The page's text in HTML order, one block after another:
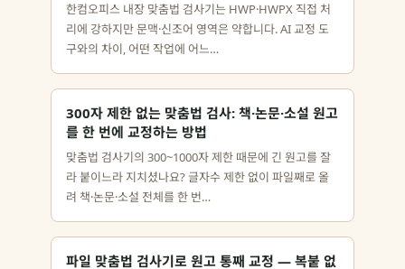
한컴오피스 내장 맞춤법 검사기는 HWP·HWPX 직접 처
리에 강하지만 문맥·신조어 영역은 약합니다. AI 교정 도
구와의 차이, 어떤 작업에 어느…
300자 제한 없는 맞춤법 검사: 책·논문·소설 원고
를 한 번에 교정하는 방법
맞춤법 검사기의 300~1000자 제한 때문에 긴 원고를 잘
라 붙이느라 지치셨나요? 글자수 제한 없이 파일째로 올
려 책·논문·소설 전체를 한 번…
파일 맞춤법 검사기로 원고 통째 교정 — 복붙 없